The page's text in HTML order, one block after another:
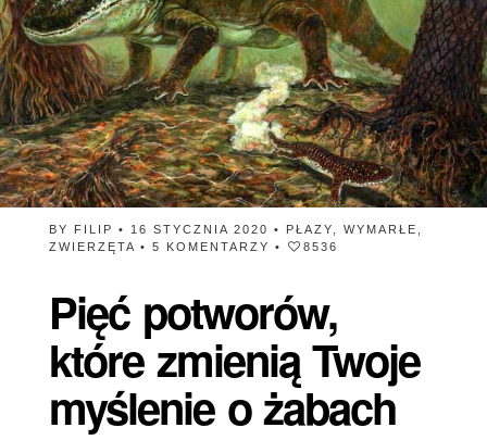
BY FILIP • 16 STYCZNIA 2020 • PŁAZY WYMARŁE
ZWIERZĘTA • 5 KOMENTARZY • 8536
Pięć potworów,
które zmienią Twoje
myślenie o żabach